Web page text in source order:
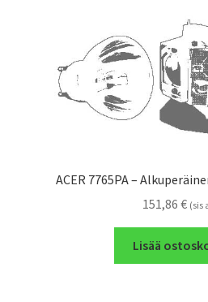
ACER 7765PA –
151,86 € (sis
Lisää